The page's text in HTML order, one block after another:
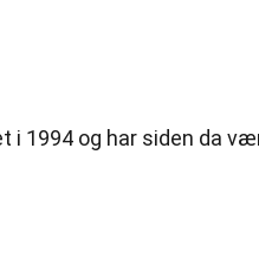
i 1994 og har siden da